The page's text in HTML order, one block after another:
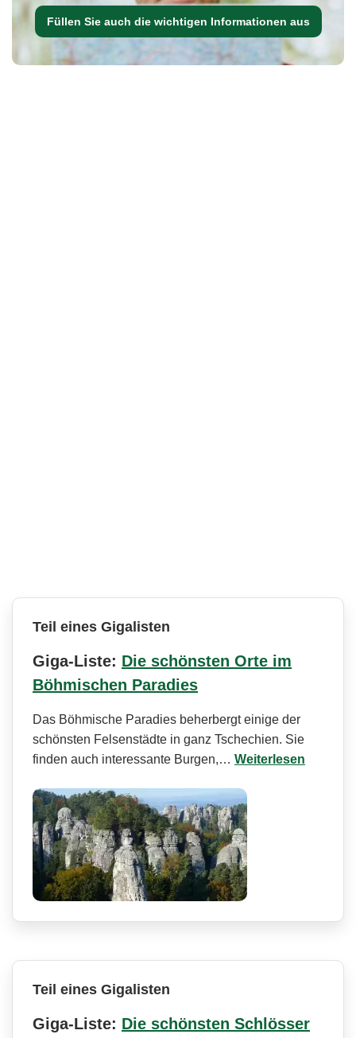
Füllen Sie auch die wichtigen Informationen aus
Teil eines Gigalisten
Giga-Liste: Die schönsten Orte im
Böhmischen Paradies
Das Böhmische Paradies beherbergt einige der
schönsten Felsenstädte in ganz Tschechien. Sie
finden auch interessante Burgen,… Weiterlesen
Teil eines Gigalisten
Giga-Liste: Die schönsten Schlösser